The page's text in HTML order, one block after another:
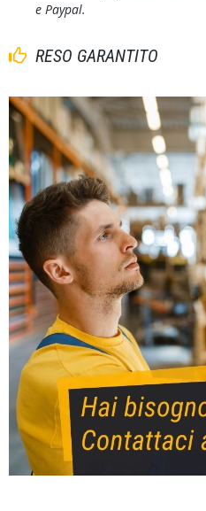
e Paypal.
RESO GARANTITO